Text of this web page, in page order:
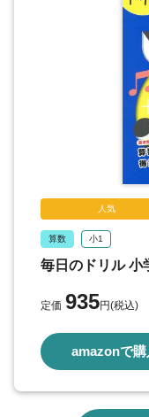
人気
算数 小1
毎日のドリル
定価 935円(税込)
amazonで購